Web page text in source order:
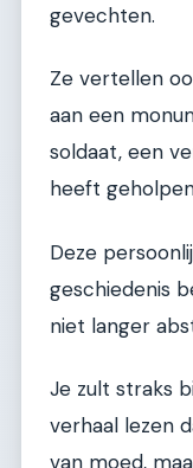
gevechten.
Ze vertellen
aan een
soldaat, een
heeft
Deze
geschiedenis
niet langer
Je zult straks
verhaal lezen
van moed,